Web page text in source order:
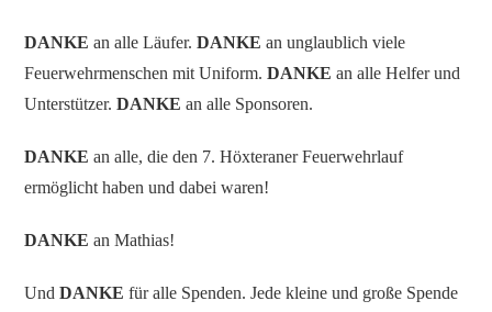
DANKE an alle Läufer.DANKE an unglaublich viele
Feuerwehrmenschen mit Uniform.DANKE an alle Helfer und
Unterstützer.DANKE an alle Sponsoren.
DANKE an alle, die den 7. Höxteraner Feuerwehrlauf
ermöglicht haben und dabei waren!
DANKE an Mathias!
UndDANKE für alle Spenden. Jede kleine und große Spende